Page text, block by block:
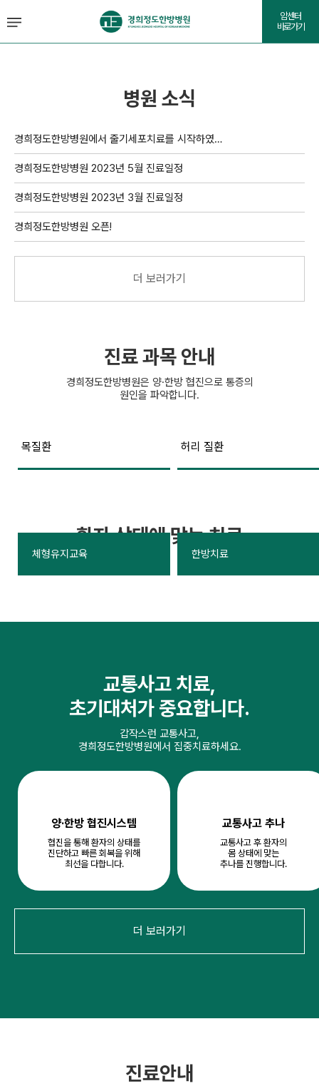
암센터
바로가기
병원 소식
경희정도한방병원에서 줄기세포치료를 시작하였…
경희정도한방병원 2023년 5월 진료일정
경희정도한방병원 2023년 3월 진료일정
경희정도한방병원 오픈!
더 보러가기
진료 과목 안내
경희정도한방병원은 양·한방 협진으로 통증의
원인을 파악합니다.
목질환 허리 질환
환자 상태에 맞는 치료
체형유지교육 한방치료
교통사고 치료,
초기대처가 중요합니다.
갑작스런 교통사고,
경희정도한방병원에서 집중치료하세요.
양·한방 협진시스템
협진을 통해 환자의 상태를
진단하고 빠른 회복을 위해
최선을 다합니다.
교통사고 추나
교통사고 후 환자의
몸 상태에 맞는
추나를 진행합니다.
더 보러가기
진료안내